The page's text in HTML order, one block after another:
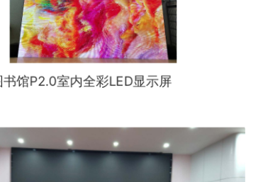
书馆P2.0室内全彩LED显示屏